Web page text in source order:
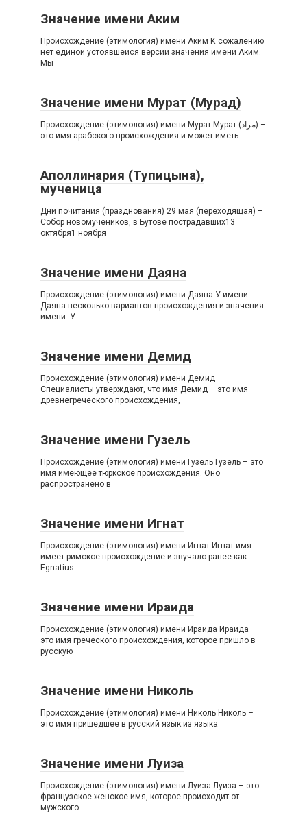
Значение имени Аким
Происхождение (этимология) имени Аким К сожалению
нет единой устоявшейся версии значения имени Аким.
Мы
Значение имени Мурат (Мурад)
Происхождение (этимология) имени Мурат Мурат (مراد‎) –
это имя арабского происхождения и может иметь
Аполлинария (Тупицына),
мученица
Дни почитания (празднования) 29 мая (переходящая) –
Собор новомучеников, в Бутове пострадавших13
октября1 ноября
Значение имени Даяна
Происхождение (этимология) имени Даяна У имени
Даяна несколько вариантов происхождения и значения
имени. У
Значение имени Демид
Происхождение (этимология) имени Демид
Специалисты утверждают, что имя Демид – это имя
древнегреческого происхождения,
Значение имени Гузель
Происхождение (этимология) имени Гузель Гузель – это
имя имеющее тюркское происхождения. Оно
распространено в
Значение имени Игнат
Происхождение (этимология) имени Игнат Игнат имя
имеет римское происхождение и звучало ранее как
Egnatius.
Значение имени Ираида
Происхождение (этимология) имени Ираида Ираида –
это имя греческого происхождения, которое пришло в
русскую
Значение имени Николь
Происхождение (этимология) имени Николь Николь –
это имя пришедшее в русский язык из языка
Значение имени Луиза
Происхождение (этимология) имени Луиза Луиза – это
французское женское имя, которое происходит от
мужского